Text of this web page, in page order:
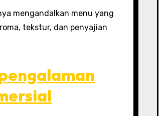
mengandalkan menu yang
tekstur, dan penyajian